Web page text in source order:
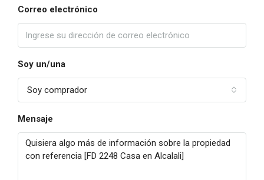
Correo electrónico
Soy un/una
Soy comprador
Mensaje